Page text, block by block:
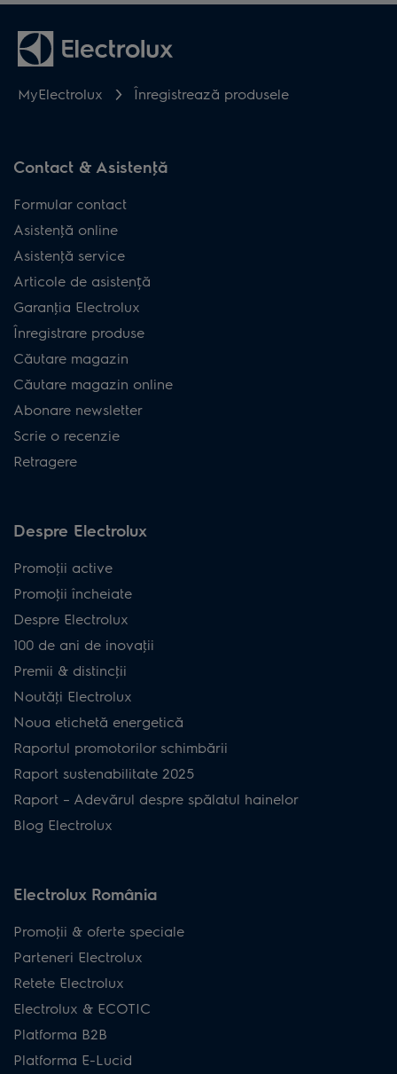
MyElectrolux Înregistrează produsele
Contact & Asistenţă
Formular contact
Asistenţă online
Asistenţă service
Articole de asistență
Garanţia Electrolux
Înregistrare produse
Căutare magazin
Căutare magazin online
Abonare newsletter
Scrie o recenzie
Retragere
Despre Electrolux
Promoţii active
Promoţii încheiate
Despre Electrolux
100 de ani de inovaţii
Premii & distincţii
Noutăţi Electrolux
Noua etichetă energetică
Raportul promotorilor schimbării
Raport sustenabilitate 2025
Raport – Adevărul despre spălatul hainelor
Blog Electrolux
Electrolux România
Promoţii & oferte speciale
Parteneri Electrolux
Retete Electrolux
Electrolux & ECOTIC
Platforma B2B
Platforma E-Lucid